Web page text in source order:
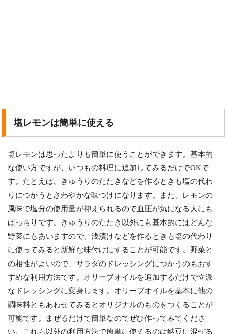
塩レモンは簡単に使える
塩レモンは思ったよりも簡単に使うことができます。基本的
な使い方ですが、いつもの料理に追加してみるだけでOKで
す。たとえば、きゅうりのたたきなどを作るときも塩の代わ
りにつかうとさわやかな味つけになります。また、レモンの
風味で塩分の使用量が抑えられるので血圧が気になる人にも
ばっちりです。きゅうりのたたき以外にも基本的にはどんな
野菜にもあいますので、浅漬けなどを作るときも塩の代わり
に使ってみると新鮮な味付けにすることが可能です。野菜と
の相性がよいので、サラダのドレッシングにつかうのもおす
すめな利用方法です。オリーブオイルを追加するだけで立派
なドレッシングに変身します。オリーブオイルを基本に他の
調味料ともあわせてみるとオリジナルのものをつくることが
可能です。まぜるだけで簡単なのでぜひ作ってみてくださ
い。これら以外の利用方法で簡単に使えるのは納豆に混ぜる